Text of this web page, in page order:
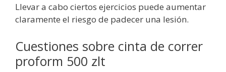
Llevar a cabo ciertos ejercicios puede aumentar
claramente el riesgo de padecer una lesión.
Cuestiones sobre cinta de correr
proform 500 zlt